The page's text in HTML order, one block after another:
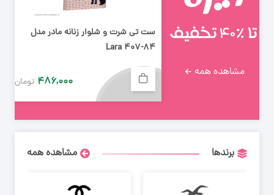
مشاهده همه
ست تی شرت و شلوار زنانه مادر مدل
Lara 407-84
۴۸۶,۰۰۰ تومان
برندها مشاهده همه